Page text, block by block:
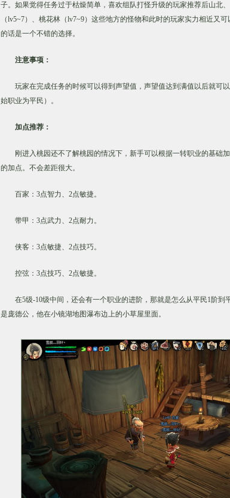
子。如果觉得任务过于枯燥简单，喜欢组队打怪升级的玩家推荐后山北
（lv5~7）、桃花林（lv7~9）这些地方的怪物和此时的玩家实力相近又
的话是一个不错的选择。
注意事项：
玩家在完成任务的时候可以得到声望值，声望值达到满值以后就可
始职业为平民）。
加点推荐：
刚进入桃园还不了解桃园的情况下，新手可以根据一转职业的基础
的加点。不会差距很大。
百家：3点智力、2点敏捷。
带甲：3点武力、2点耐力。
侠客：3点敏捷、2点技巧。
控弦：3点技巧、2点敏捷。
在5级-10级中间，还会有一个职业的进阶，那就是怎么从平民1阶到
是庞德公，他在小镜湖地图瀑布边上的小草屋里面。